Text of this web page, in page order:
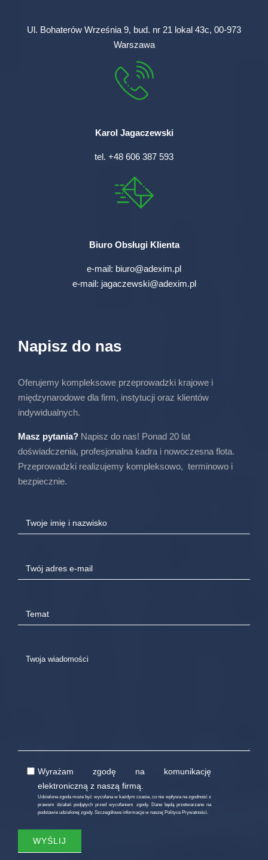
Ul. Bohaterów Września 9, bud. nr 21 lokal 43c, 00-973
Warszawa
Karol Jagaczewski
tel. +48 606 387 593
Biuro Obsługi Klienta
e-mail: biuro@adexim.pl
e-mail: jagaczewski@adexim.pl
Napisz do nas
Oferujemy kompleksowe przeprowadzki krajowe i
międzynarodowe dla firm, instytucji oraz klientów
indywidualnych.
Masz pytania? Napisz do nas! Ponad 20 lat
doświadczenia, profesjonalna kadra i nowoczesna flota.
Przeprowadzki realizujemy kompleksowo, terminowo i
bezpiecznie.
Wyrażam zgodę na komunikację
elektroniczną z naszą firmą.
Udzielona zgoda może być wycofana w każdym czasie, co nie wpływa na zgodność z
prawem działań podjętych przed wycofaniem zgody. Dane będą przetwarzane na
podstawie udzielonej zgody. Szczegółowe informacje w naszej Polityce Prywatności.